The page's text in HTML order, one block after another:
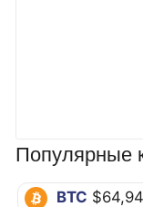
Популярные
BTC